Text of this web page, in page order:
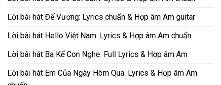
Lời bài hát Đế Vương: Lyrics chuẩn & Hợp âm Am guitar
Lời bài hát Hello Việt Nam: Lyrics & Hợp âm Am chuẩn
Lời bài hát Ba Kể Con Nghe: Full Lyrics & Hợp âm Am
Lời bài hát Em Của Ngày Hôm Qua: Lyrics & Hợp âm Am